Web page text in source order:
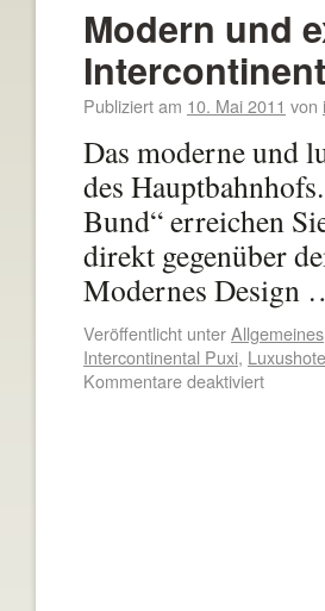
Modern und
Publiziert am 10. Mai 2011 von
Das moderne und
des
Bund“ erreichen
direkt gegenüber
Modernes Design
Veröffentlicht unterAllgemeines
Intercontinental Puxi,
Kommentare deaktiviert